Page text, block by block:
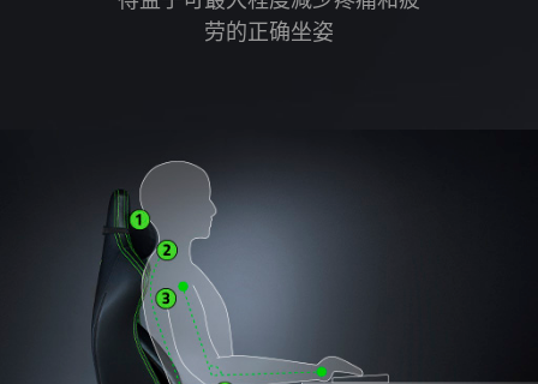
劳的正确坐姿